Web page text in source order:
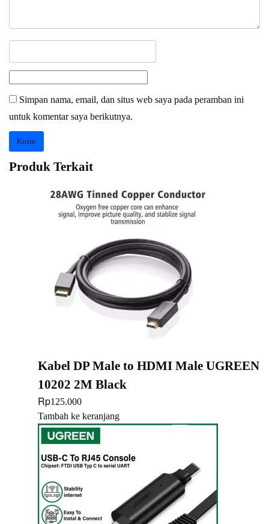
Simpan nama, email, dan situs web saya pada peramban ini
untuk komentar saya berikutnya.
Produk Terkait
Kabel DP Male to HDMI Male UGREEN
10202 2M Black
Rp125.000
Tambah ke keranjang